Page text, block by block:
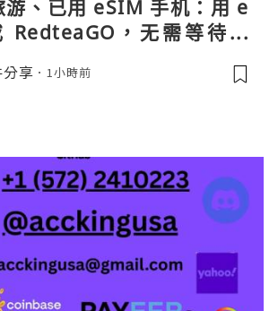
游、已用 eSIM 手机：用 e
RedteaGO，无需等待收
地号码 + 通话短信”（如
、客户联络）：优先 Redt
享 1小時前